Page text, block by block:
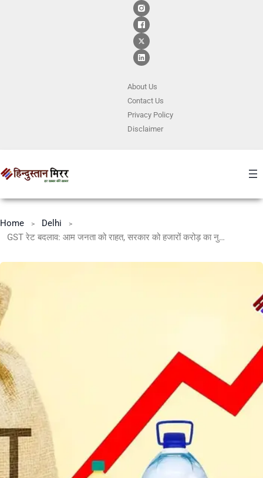
About Us
ContactUs
Privacy Policy
Disclaimer
Home
Delhi
GST रेट बदलाव: आम जनता को राहत, सरकार को हजारों करोड़ का नुकसान